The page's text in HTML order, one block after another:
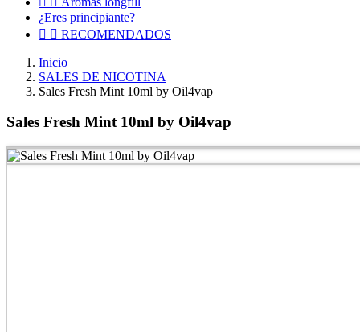
¿Eres principiante?
  RECOMENDADOS
Inicio
SALES DE NICOTINA
Sales Fresh Mint 10ml by Oil4vap
Sales Fresh Mint 10ml by Oil4vap